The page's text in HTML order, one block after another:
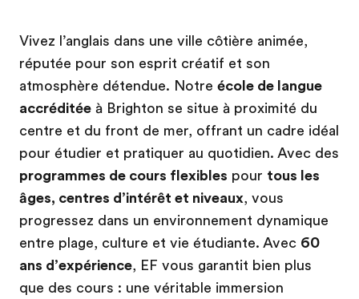
EF recrute
Rejoignez nos équipes
Vivez l’anglais dans une ville côtière animée,
réputée pour son esprit créatif et son
atmosphère détendue. Notre école de langue
accréditée à Brighton se situe à proximité du
centre et du front de mer, offrant un cadre idéal
pour étudier et pratiquer au quotidien. Avec des
programmes de cours flexibles pour tous les
âges, centres d’intérêt et niveaux, vous
progressez dans un environnement dynamique
entre plage, culture et vie étudiante. Avec 60
ans d’expérience, EF vous garantit bien plus
que des cours : une véritable immersion